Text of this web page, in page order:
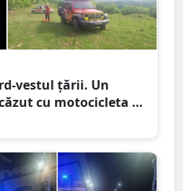
vestul țării. Un
cu motocicleta în